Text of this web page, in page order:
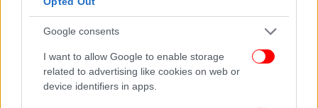
Google consents
I want to allow Google to enable storage
related to advertising like cookies on web or
device identifiers in apps.
προηγούμενη καλύτερη θέση του Νο. 8.
Το συγκρότημα ευχαρίστησε τους πιστούς του
θαυμαστές, αλλά και όλους όσους συνέβαλαν στην
επιτυχία του νέου άλμπουμ, αναγνωρίζοντας τη